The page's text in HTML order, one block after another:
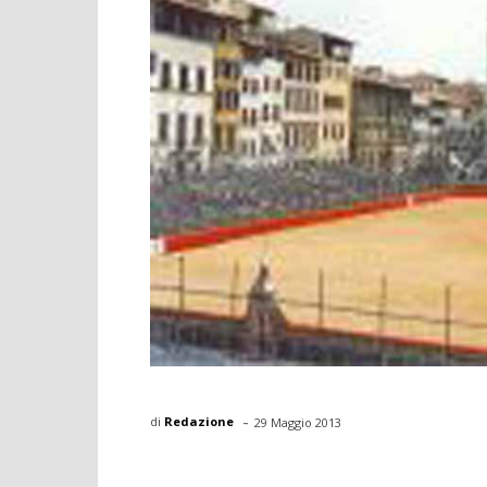
di Redazione - 29 Maggio 2013